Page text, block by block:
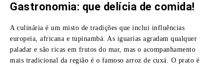
Gastronomia: que delícia de comida!
A culinária é um misto de tradições que inclui influências
europeia, africana e tupinambá. As iguarias agradam qualquer
paladar e são ricas em frutos do mar, mas o acompanhamento
mais tradicional da região é o famoso arroz de cuxá. O prato é